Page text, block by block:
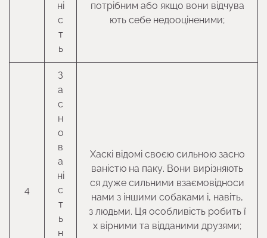
ні
с
т
ь
потрібним або якщо вони відчува
ють себе недооціненими;
4
З
а
с
н
о
в
а
ні
с
т
ь
н
Хаскі відомі своєю сильною засно
ваністю на паку. Вони вирізняють
ся дуже сильними взаємовідноси
нами з іншими собаками і, навіть,
з людьми. Ця особливість робить ї
х вірними та відданими друзями;